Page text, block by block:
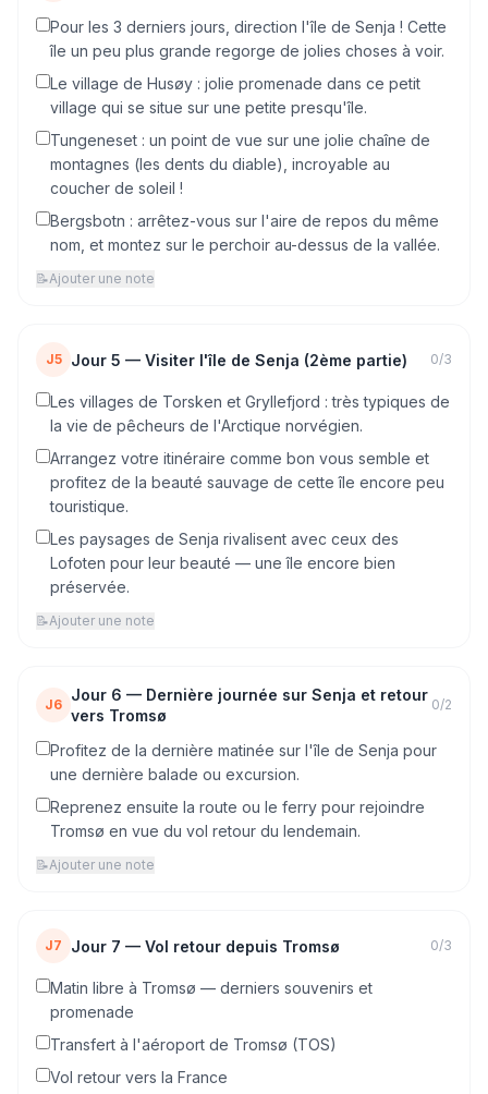
Pour les 3 derniers jours, direction l'île de Senja ! Cette
île un peu plus grande regorge de jolies choses à voir.
Le village de Husøy : jolie promenade dans ce petit
village qui se situe sur une petite presqu'île.
Tungeneset : un point de vue sur une jolie chaîne de
montagnes (les dents du diable), incroyable au
coucher de soleil !
Bergsbotn : arrêtez-vous sur l'aire de repos du même
nom, et montez sur le perchoir au-dessus de la vallée.
📝Ajouter une note
J5 Jour 5 — Visiter l'île de Senja (2ème partie) 0/3
Les villages de Torsken et Gryllefjord : très typiques de
la vie de pêcheurs de l'Arctique norvégien.
Arrangez votre itinéraire comme bon vous semble et
profitez de la beauté sauvage de cette île encore peu
touristique.
Les paysages de Senja rivalisent avec ceux des
Lofoten pour leur beauté — une île encore bien
préservée.
📝Ajouter une note
J6
Jour 6 — Dernière journée sur Senja et retour
vers Tromsø
0/2
Profitez de la dernière matinée sur l'île de Senja pour
une dernière balade ou excursion.
Reprenez ensuite la route ou le ferry pour rejoindre
Tromsø en vue du vol retour du lendemain.
📝Ajouter une note
J7 Jour 7 — Vol retour depuis Tromsø 0/3
Matin libre à Tromsø — derniers souvenirs et
promenade
Transfert à l'aéroport de Tromsø (TOS)
Vol retour vers la France